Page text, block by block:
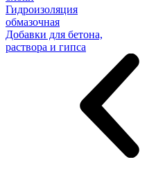
Гидроизоляция
обмазочная
Добавки для бетона,
раствора и гипса